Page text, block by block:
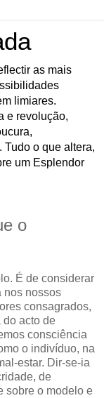
as mais
limiares.
e revolução,
o que altera,
um Esplendor
o
É de considerar
nos nossos
consagrados,
do acto de
consciência
o indivíduo, na
estar. Dir-se-ia
de
sobre o modelo e